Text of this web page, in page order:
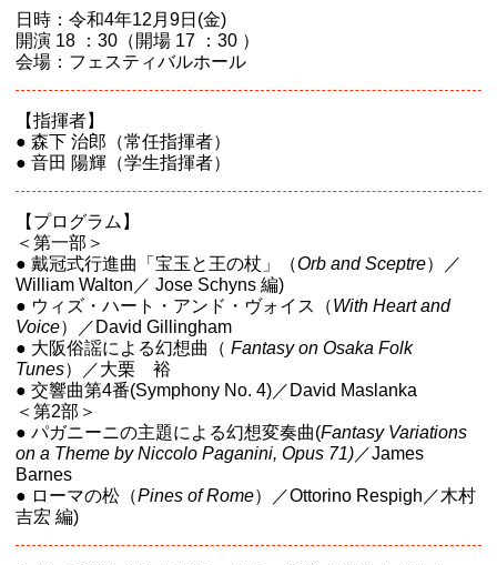
日時：令和4年12月9日(金)
開演 18 ：30（開場 17 ：30 ）
会場：フェスティバルホール
【指揮者】
● 森下 治郎（常任指揮者）
● 音田 陽輝（学生指揮者）
【プログラム】
＜第一部＞
● 戴冠式行進曲「宝玉と王の杖」（Orb and Sceptre）／
William Walton／ Jose Schyns 編)
● ウィズ・ハート・アンド・ヴォイス（With Heart and
Voice）／David Gillingham
● 大阪俗謡による幻想曲（Fantasy on Osaka Folk
Tunes）／大栗 裕
● 交響曲第4番(Symphony No. 4)／David Maslanka
＜第2部＞
● パガニーニの主題による幻想変奏曲(Fantasy Variations
on a Theme by Niccolo Paganini, Opus 71)／James
Barnes
● ローマの松（Pines of Rome）／Ottorino Respigh／木村
吉宏 編)